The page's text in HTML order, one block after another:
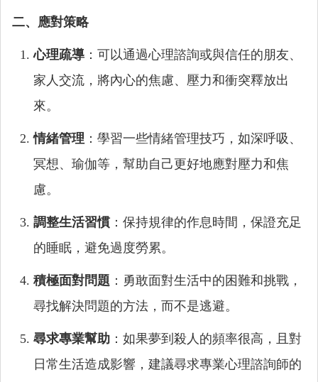
二、應對策略
心理疏導 ：可以通過心理諮詢或與信任的朋友、
家人交流，將內心的焦慮、壓力和衝突釋放出
來。
情緒管理 ：學習一些情緒管理技巧，如深呼吸、
冥想、瑜伽等，幫助自己更好地應對壓力和焦
慮。
調整生活習慣 ：保持規律的作息時間，保證充足
的睡眠，避免過度勞累。
積極面對問題 ：勇敢面對生活中的困難和挑戰，
尋找解決問題的方法，而不是逃避。
尋求專業幫助 ：如果夢到殺人的頻率很高，且對
日常生活造成影響，建議尋求專業心理諮詢師的